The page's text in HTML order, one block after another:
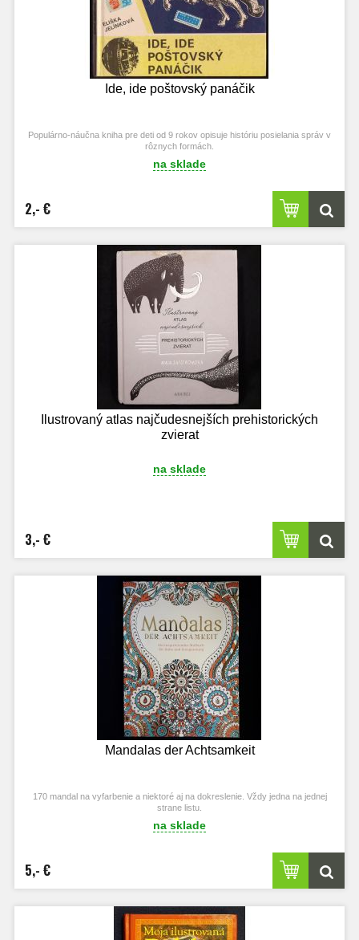
Ide, ide poštovský panáčik
Populárno-náučna kniha pre deti od 9 rokov opisuje históriu posielania správ v
rôznych formách.
na sklade
2,- €
Ilustrovaný atlas najčudesnejších prehistorických
zvierat
na sklade
3,- €
Mandalas der Achtsamkeit
170 mandal na vyfarbenie a niektoré aj na dokreslenie. Vždy jedna na jednej
strane listu.
na sklade
5,- €